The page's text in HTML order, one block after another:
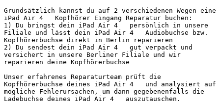
Grundsätzlich kannst du auf 2 verschiedenen Wegen eine
iPad Air 4   Kopfhörer Eingang Reparatur buchen:
1) Du bringst dein iPad Air 4   persönlich in unsere
Filiale und lässt dein iPad Air 4   Audiobuchse bzw.
Kopfhörerbuchse direkt in Berlin reparieren
2) Du sendest dein iPad Air 4   gut verpackt und
versichert in unsere Berliner Filiale und wir
reparieren deine Kopfhörerbuchse
Unser erfahrenes Reparaturteam prüft die
Kopfhörerbuchse deines iPad Air 4   und analysiert auf
mögliche Fehlerursachen, um dann gegebenenfalls die
Ladebuchse deines iPad Air 4   auszutauschen.